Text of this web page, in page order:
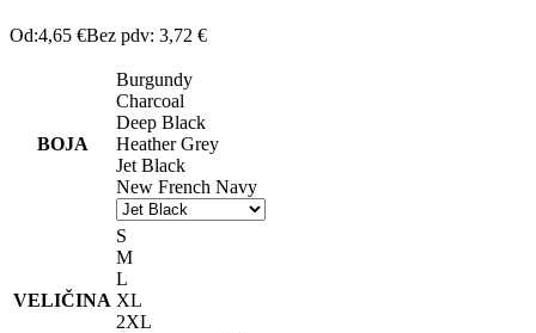
Od:4,65 €Bez pdv: 3,72 €
BOJA
Burgundy
Charcoal
Deep Black
Heather Grey
Jet Black
New French Navy
VELIČINA
S
M
L
XL
2XL